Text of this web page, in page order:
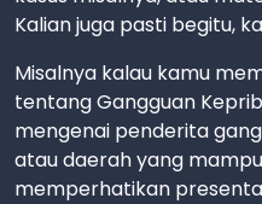
Kalian juga pasti begitu,
Misalnya kalau kamu
tentang Gangguan
mengenai penderita
atau daerah yang
memperhatikan